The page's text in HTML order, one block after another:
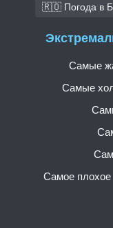
🇷🇴 Погода в
Самые
Самые
Самое плохое